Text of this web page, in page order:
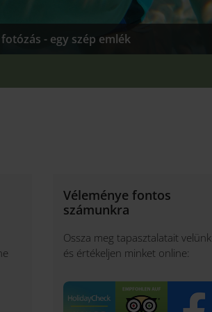
- egy szép emlék
Véleménye fontos
számunkra
Ossza meg tapasztalatait velünk
és értékeljen minket online: